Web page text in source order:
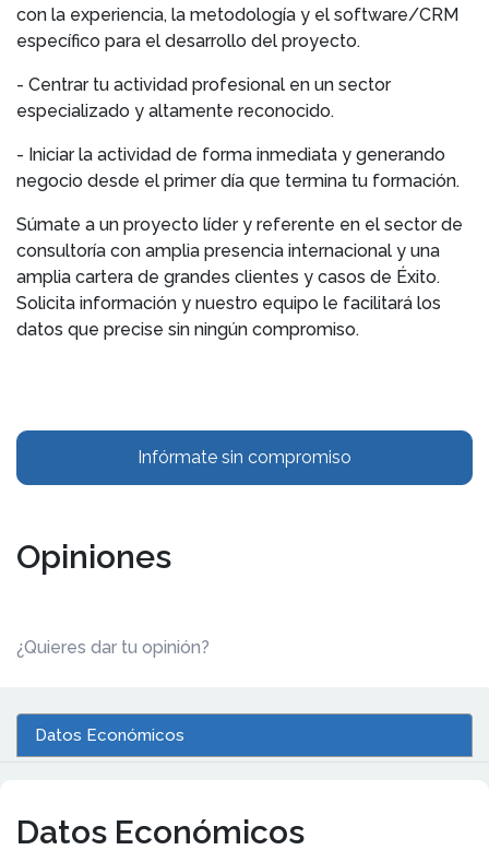
con la experiencia, la metodología y el software/CRM
específico para el desarrollo del proyecto.
- Centrar tu actividad profesional en un sector
especializado y altamente reconocido.
- Iniciar la actividad de forma inmediata y generando
negocio desde el primer día que termina tu formación.
Súmate a un proyecto líder y referente en el sector de
consultoría con amplia presencia internacional y una
amplia cartera de grandes clientes y casos de Éxito.
Solicita información y nuestro equipo le facilitará los
datos que precise sin ningún compromiso.
Infórmate sin compromiso
Opiniones
¿Quieres dar tu opinión?
Datos Económicos
Datos Económicos